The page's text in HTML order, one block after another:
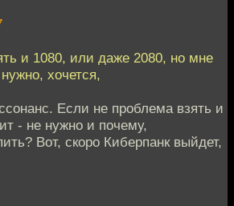
и 1080, или даже 2080, но мне
хочется,
Если не проблема взять и
- не нужно и почему,
Вот, скоро Киберпанк выйдет,